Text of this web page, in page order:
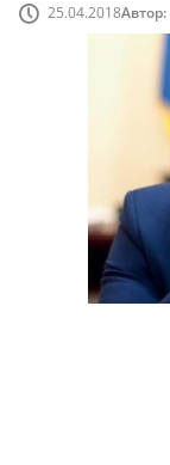
25.04.2018Автор: